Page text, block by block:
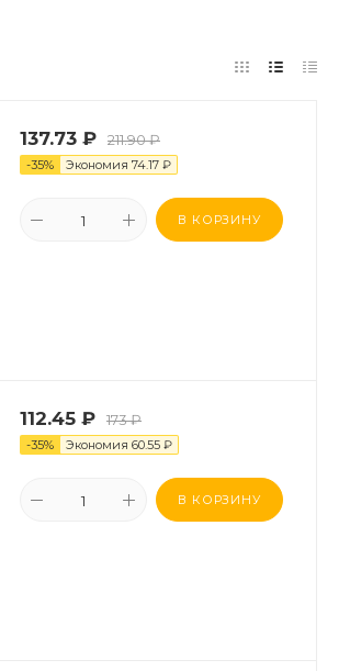
137.73 ₽ 211.90₽
-35% Экономия 74.17 ₽
В КОРЗИНУ
112.45 ₽ 173₽
-35% Экономия 60.55 ₽
В КОРЗИНУ